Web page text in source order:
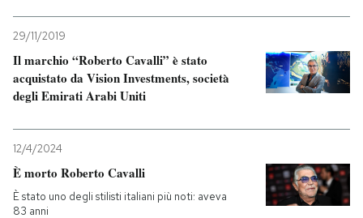
CALENDARIO
AREA PERSONALE
29/11/2019
Il marchio “Roberto Cavalli” è stato
acquistato da Vision Investments, società
degli Emirati Arabi Uniti
12/4/2024
È morto Roberto Cavalli
È stato uno degli stilisti italiani più noti: aveva
83 anni